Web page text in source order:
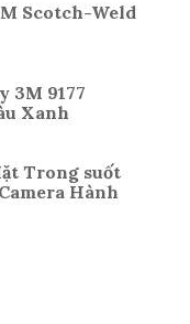
Scotch-Weld
3M 9177
Xanh
Trong suốt
Hành